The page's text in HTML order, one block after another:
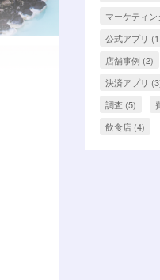
マーケティン
公式アプリ
店舗事例 (2)
決済アプリ
調査 (5)
飲食店(4)